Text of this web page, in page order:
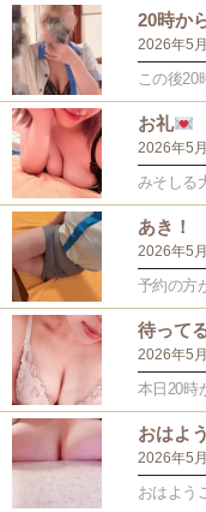
20時か
2026年5
お礼
2026年5
あき！
2026年5
待って
2026年5
おはよう︎
2026年5